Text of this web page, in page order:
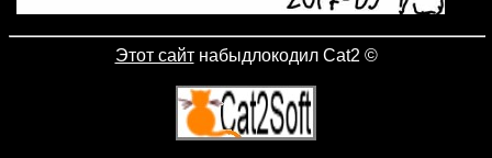
Этот сайтнабыдлокодил Cat2 ©